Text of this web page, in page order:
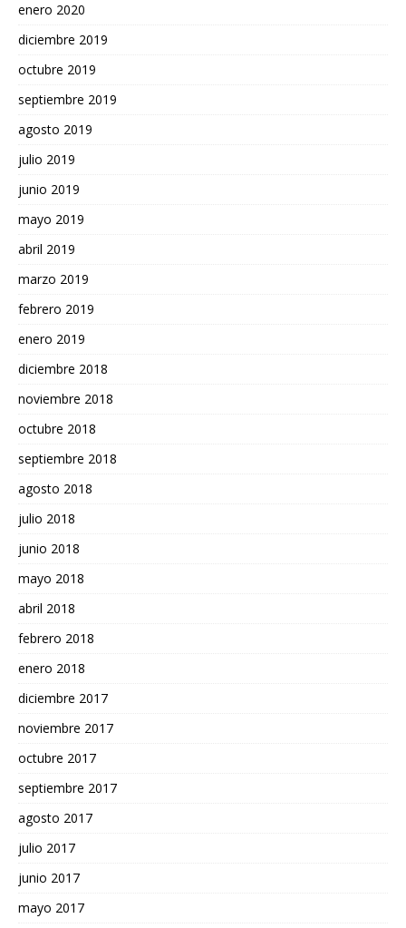
enero 2020
diciembre 2019
octubre 2019
septiembre 2019
agosto 2019
julio 2019
junio 2019
mayo 2019
abril 2019
marzo 2019
febrero 2019
enero 2019
diciembre 2018
noviembre 2018
octubre 2018
septiembre 2018
agosto 2018
julio 2018
junio 2018
mayo 2018
abril 2018
febrero 2018
enero 2018
diciembre 2017
noviembre 2017
octubre 2017
septiembre 2017
agosto 2017
julio 2017
junio 2017
mayo 2017